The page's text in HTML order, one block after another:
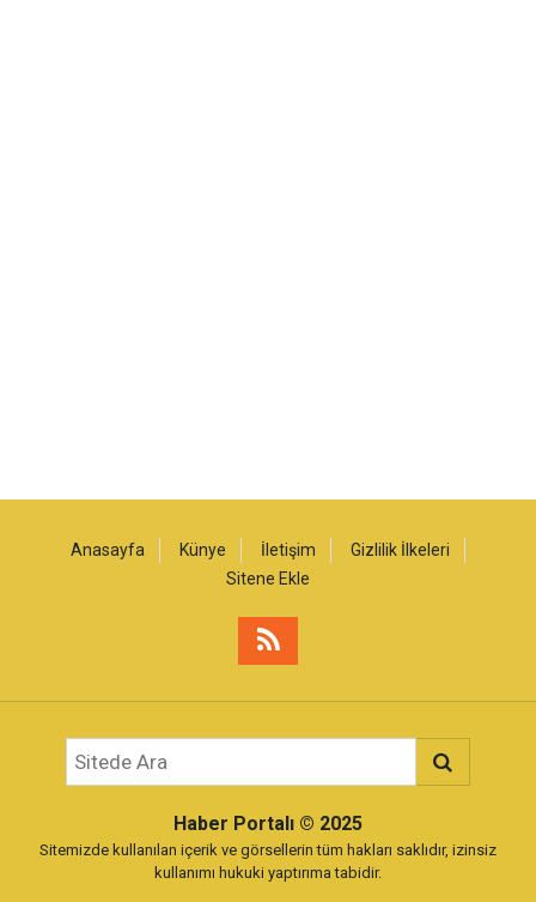
Anasayfa Künye İletişim
Gizlilik İlkeleri
Sitene Ekle
Haber Portalı © 2025
Sitemizde kullanılan içerik ve görsellerin tüm hakları saklıdır, izinsiz
kullanımı hukuki yaptırıma tabidir.